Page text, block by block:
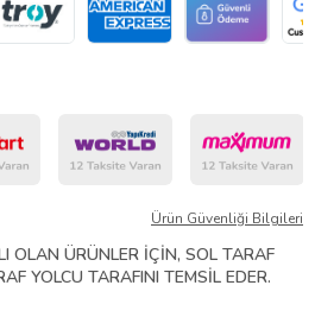
Ürün Güvenliği Bilgileri
OLAN ÜRÜNLER İÇİN, SOL TARAF
YOLCU TARAFINI TEMSİL EDER.